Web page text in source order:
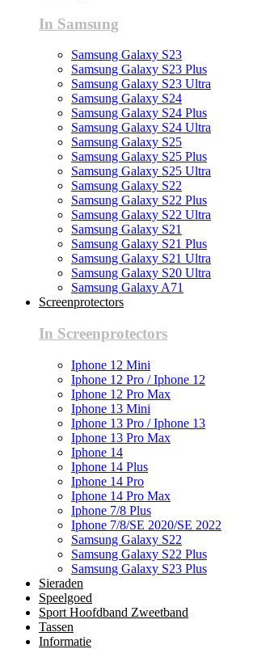
In Samsung
Samsung Galaxy S23
Samsung Galaxy S23 Plus
Samsung Galaxy S23 Ultra
Samsung Galaxy S24
Samsung Galaxy S24 Plus
Samsung Galaxy S24 Ultra
Samsung Galaxy S25
Samsung Galaxy S25 Plus
Samsung Galaxy S25 Ultra
Samsung Galaxy S22
Samsung Galaxy S22 Plus
Samsung Galaxy S22 Ultra
Samsung Galaxy S21
Samsung Galaxy S21 Plus
Samsung Galaxy S21 Ultra
Samsung Galaxy S20 Ultra
Samsung Galaxy A71
Screenprotectors
In Screenprotectors
Iphone 12 Mini
Iphone 12 Pro / Iphone 12
Iphone 12 Pro Max
Iphone 13 Mini
Iphone 13 Pro / Iphone 13
Iphone 13 Pro Max
Iphone 14
Iphone 14 Plus
Iphone 14 Pro
Iphone 14 Pro Max
Iphone 7/8 Plus
Iphone 7/8/SE 2020/SE 2022
Samsung Galaxy S22
Samsung Galaxy S22 Plus
Samsung Galaxy S23 Plus
Sieraden
Speelgoed
Sport Hoofdband Zweetband
Tassen
Informatie